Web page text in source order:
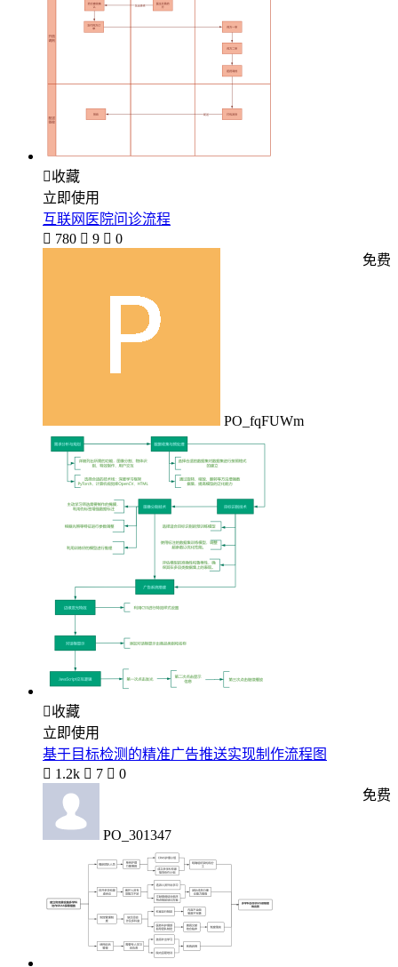
收藏
立即使用
互联网医院问诊流程
 780  9  0
PO_fqFUWm
免费
收藏
立即使用
基于目标检测的精准广告推送实现制作流程图
 1.2k  7  0
PO_301347
免费